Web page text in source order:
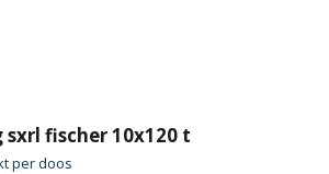
fischer 10x120 t
perdoos